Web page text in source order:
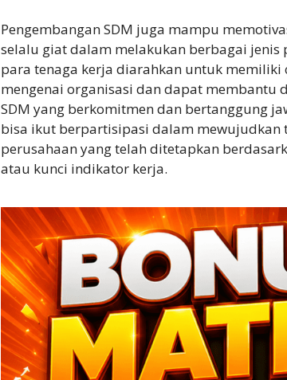
Pengembangan SDM juga mampu
selalu giat dalam melakukan berbagai jenis
para tenaga kerja diarahkan untuk memiliki
mengenai organisasi dan dapat membantu
SDM yang berkomitmen dan bertanggung
bisa ikut berpartisipasi dalam mewujudkan
perusahaan yang telah ditetapkan
atau kunci indikator kerja.